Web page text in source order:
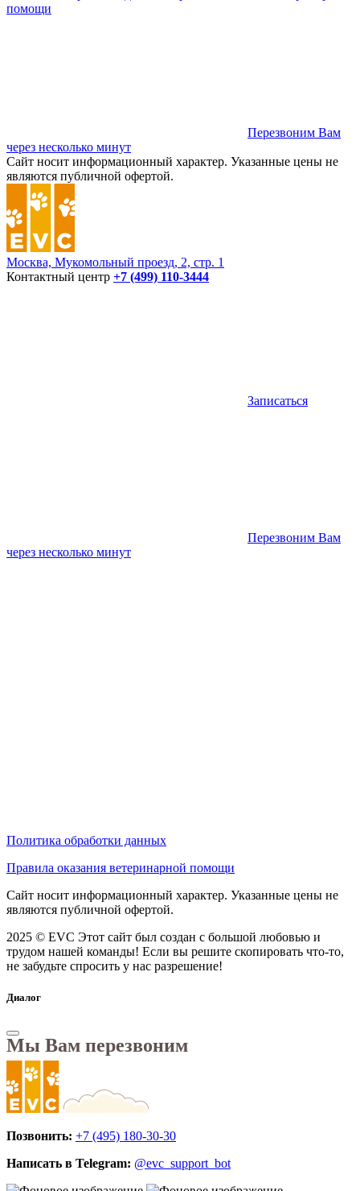
помощи
Перезвоним Вам
через несколько минут
Сайт носит информационный характер. Указанные цены не
являются публичной офертой.
Москва, Мукомольный проезд, 2, стр. 1
Контактный центр +7 (499) 110-3444
Записаться
Перезвоним Вам
через несколько минут
Политика обработки данных
Правила оказания ветеринарной помощи
Сайт носит информационный характер. Указанные цены не
являются публичной офертой.
2025 © EVC Этот сайт был создан с большой любовью и
трудом нашей команды! Если вы решите скопировать что-то,
не забудьте спросить у нас разрешение!
Диалог
Мы Вам перезвоним
Позвонить: +7 (495) 180-30-30
Написать в Telegram: @evc_support_bot